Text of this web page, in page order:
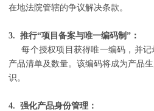
在地法院管辖的争议解决条款。
3. 推行“项目备案与唯一编码制”：
每个授权项目获得唯一编码，并记
产品清单及数量。该编码将成为产品
识。
4. 强化产品身份管理：